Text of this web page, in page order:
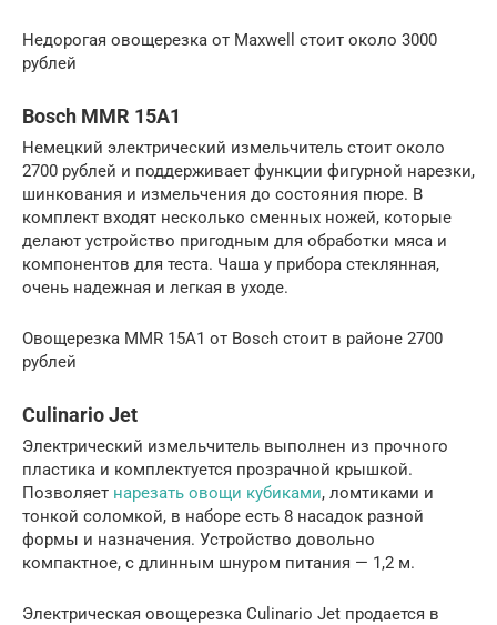
Недорогая овощерезка от Maxwell стоит около 3000
рублей
Bosch MMR 15A1
Немецкий электрический измельчитель стоит около
2700 рублей и поддерживает функции фигурной нарезки,
шинкования и измельчения до состояния пюре. В
комплект входят несколько сменных ножей, которые
делают устройство пригодным для обработки мяса и
компонентов для теста. Чаша у прибора стеклянная,
очень надежная и легкая в уходе.
Овощерезка MMR 15A1 от Bosch стоит в районе 2700
рублей
Culinario Jet
Электрический измельчитель выполнен из прочного
пластика и комплектуется прозрачной крышкой.
Позволяет нарезать овощи кубиками, ломтиками и
тонкой соломкой, в наборе есть 8 насадок разной
формы и назначения. Устройство довольно
компактное, с длинным шнуром питания — 1,2 м.
Электрическая овощерезка Culinario Jet продается в